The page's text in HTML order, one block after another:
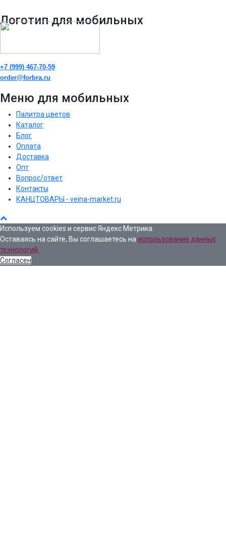
Логотип для мобильных
+7 (999) 467-70-59
order@forbra.ru
Меню для мобильных
Палитра цветов
Каталог
Блог
Оплата
Доставка
Опт
Вопрос/ответ
Контакты
КАНЦТОВАРЫ - veina-market.ru
Используем cookies и сервис Яндекс Метрика.
Оставаясь на сайте, Вы соглашаетесь на использование данных
технологий.
Согласен